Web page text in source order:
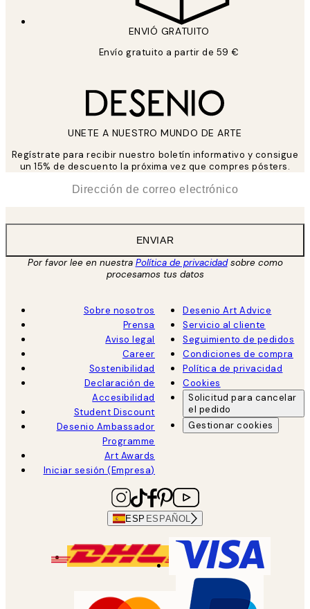
ENVIÓ GRATUITO
Envío gratuito a partir de 59 €
UNETE A NUESTRO MUNDO DE ARTE
Regístrate para recibir nuestro boletín informativo y consigue
un 15% de descuento la próxima vez que compres pósters.
ENVIAR
Por favor lee en nuestra Política de privacidadsobre como
procesamos tus datos
Sobre nosotros
Prensa
Aviso legal
Career
Sostenibilidad
Declaración de
Accesibilidad
Student Discount
Desenio Ambassador
Programme
Art Awards
Iniciar sesión (Empresa)
Desenio Art Advice
Servicio al cliente
Seguimiento de pedidos
Condiciones de compra
Política de privacidad
Cookies
Solicitud para cancelar
el pedido
Gestionar cookies
ESP ESPAÑOL